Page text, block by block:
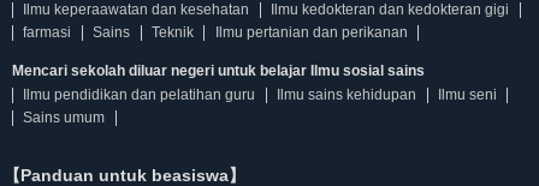
Ilmu keperaawatan dan kesehatan
Ilmu kedokteran dan kedokteran gigi
farmasi
Sains Teknik Ilmu pertanian dan perikanan
Mencari sekolah diluar negeri untuk belajar Ilmu sosial sains
Ilmu pendidikan dan pelatihan guru
Ilmu sains kehidupan
Ilmu seni
Sains umum
【Panduan untuk beasiswa】